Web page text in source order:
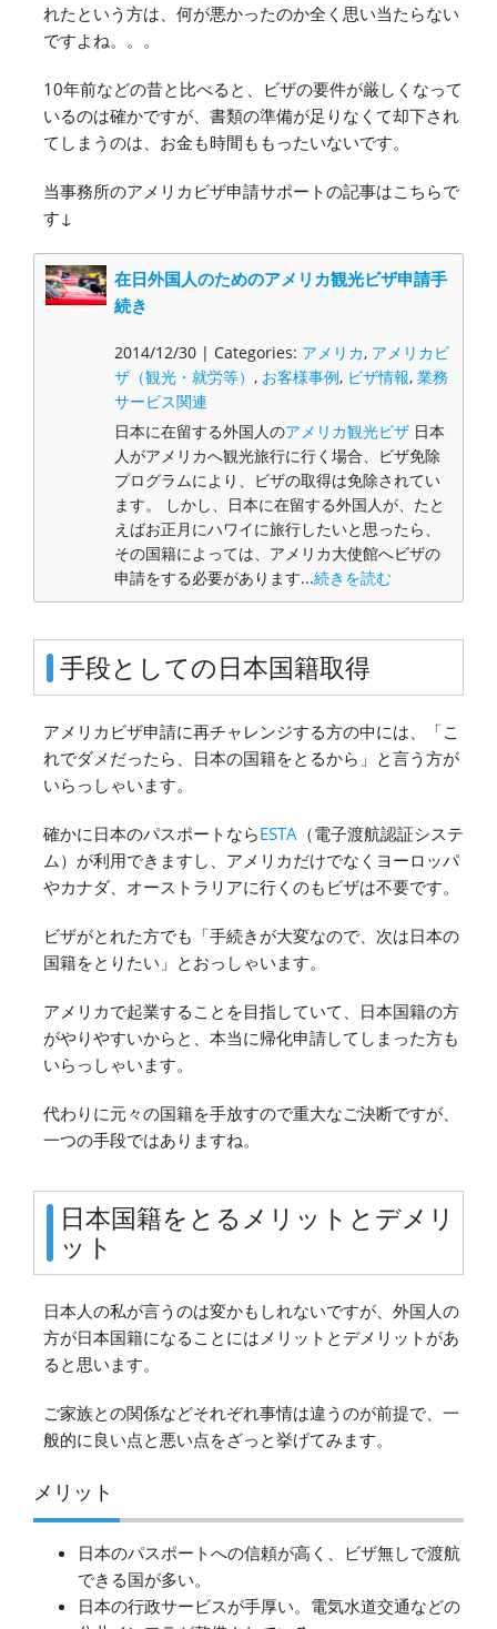
れたという方は、何が悪かったのか全く思い当たらない
ですよね。。。
10年前などの昔と比べると、ビザの要件が厳しくなって
いるのは確かですが、書類の準備が足りなくて却下され
てしまうのは、お金も時間ももったいないです。
当事務所のアメリカビザ申請サポートの記事はこちらで
す↓
在日外国人のためのアメリカ観光ビザ申請手
続き
2014/12/30 | Categories: アメリカ, アメリカビ
ザ（観光・就労等） , お客様事例, ビザ情報,業務
サービス関連
日本に在留する外国人のアメリカ観光ビザ 日本
人がアメリカへ観光旅行に行く場合、ビザ免除
プログラムにより、ビザの取得は免除されてい
ます。 しかし、日本に在留する外国人が、たと
えばお正月にハワイに旅行したいと思ったら、
その国籍によっては、アメリカ大使館へビザの
申請をする必要があります...続きを読む
手段としての日本国籍取得
アメリカビザ申請に再チャレンジする方の中には、「こ
れでダメだったら、日本の国籍をとるから」と言う方が
いらっしゃいます。
確かに日本のパスポートならESTA （電子渡航認証システ
ム）が利用できますし、アメリカだけでなくヨーロッパ
やカナダ、オーストラリアに行くのもビザは不要です。
ビザがとれた方でも「手続きが大変なので、次は日本の
国籍をとりたい」とおっしゃいます。
アメリカで起業することを目指していて、日本国籍の方
がやりやすいからと、本当に帰化申請してしまった方も
いらっしゃいます。
代わりに元々の国籍を手放すので重大なご決断ですが、
一つの手段ではありますね。
日本国籍をとるメリットとデメリ
ット
日本人の私が言うのは変かもしれないですが、外国人の
方が日本国籍になることにはメリットとデメリットがあ
ると思います。
ご家族との関係などそれぞれ事情は違うのが前提で、一
般的に良い点と悪い点をざっと挙げてみます。
メリット
日本のパスポートへの信頼が高く、ビザ無しで渡航
できる国が多い。
日本の行政サービスが手厚い。電気水道交通などの